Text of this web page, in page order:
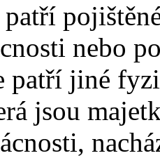
nebo
patří jiné
jsou